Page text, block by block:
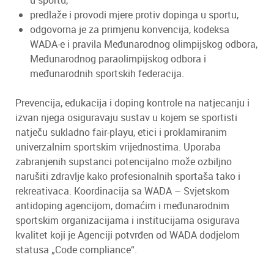
predlaže i provodi mjere protiv dopinga u sportu,
odgovorna je za primjenu konvencija, kodeksa
WADA-e i pravila Međunarodnog olimpijskog odbora,
Međunarodnog paraolimpijskog odbora i
međunarodnih sportskih federacija.
Prevencija, edukacija i doping kontrole na natjecanju i
izvan njega osiguravaju sustav u kojem se sportisti
natječu sukladno fair-playu, etici i proklamiranim
univerzalnim sportskim vrijednostima. Uporaba
zabranjenih supstanci potencijalno može ozbiljno
narušiti zdravlje kako profesionalnih sportaša tako i
rekreativaca. Koordinacija sa WADA – Svjetskom
antidoping agencijom, domaćim i međunarodnim
sportskim organizacijama i institucijama osigurava
kvalitet koji je Agenciji potvrđen od WADA dodjelom
statusa „Code compliance“.